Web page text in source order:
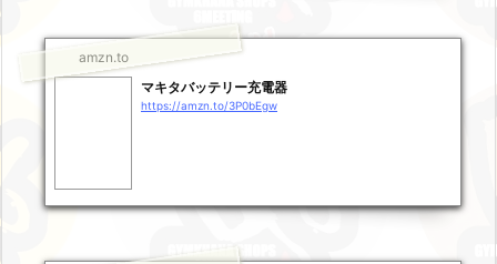
amzn.to
マキタバッテリー充電器
https://amzn.to/3P0bEgw